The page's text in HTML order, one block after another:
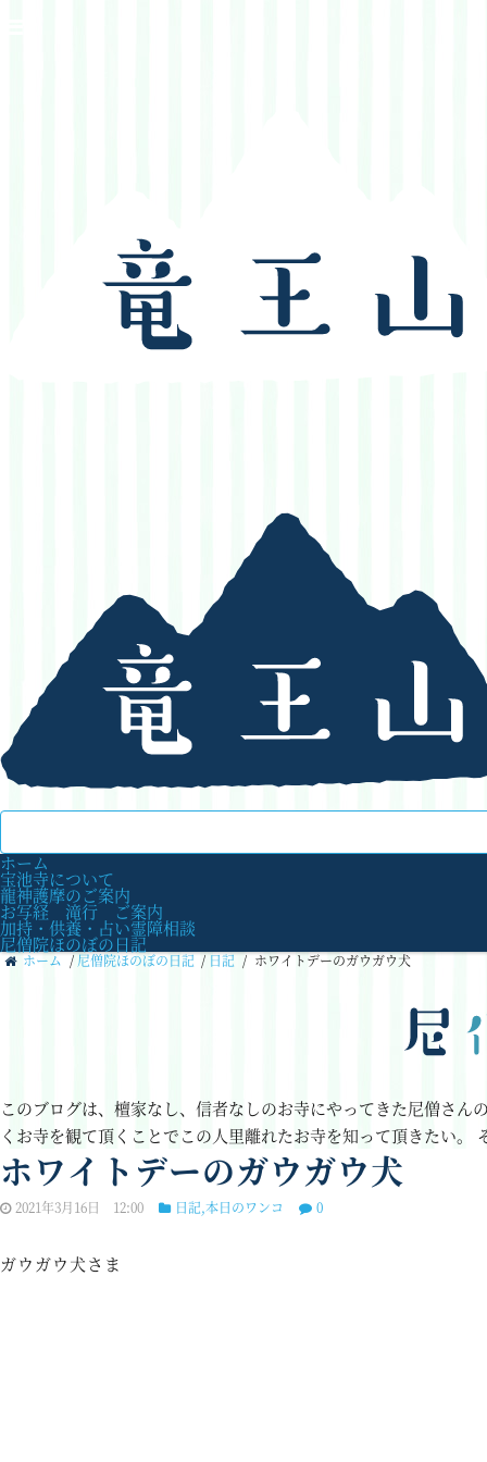
ホーム
宝池寺について
龍神護摩のご案内
お写経 滝行 ご案内
加持・供養・占い霊障相談
尼僧院ほのぼの日記
ホーム /尼僧院ほのぼの日記 /日記 / ホワイトデーのガウガウ犬
このブログは、檀家なし、信者なしのお寺にやってきた尼僧さん
くお寺を観て頂くことでこの人里離れたお寺を知って頂きたい。
ホワイトデーのガウガウ犬
2021年3月16日 12:00 日記,本日のワンコ 0
ガウガウ犬さま